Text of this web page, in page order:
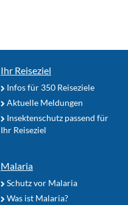
Ihr Reiseziel
Infos für 350 Reiseziele
Aktuelle Meldungen
Insektenschutz passend für
Ihr Reiseziel
Malaria
Schutz vor Malaria
Was ist Malaria?